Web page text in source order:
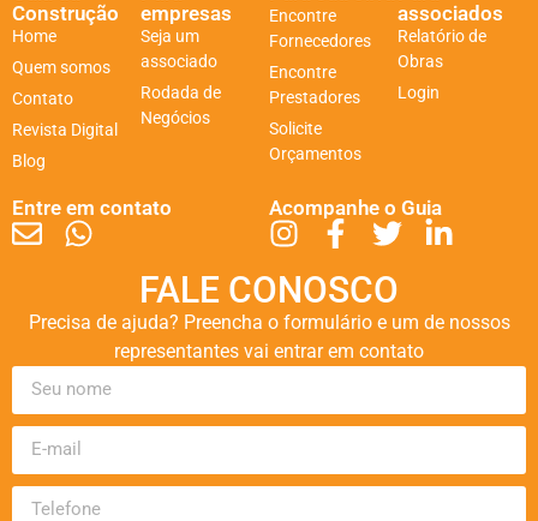
Construção
Home
Quem somos
Contato
Revista Digital
Blog
empresas
Seja um
associado
Rodada de
Negócios
Encontre
Fornecedores
Encontre
Prestadores
Solicite
Orçamentos
associados
Relatório de
Obras
Login
Entre em contato Acompanhe o Guia
FALE CONOSCO
Precisa de ajuda? Preencha o formulário e um de nossos
representantes vai entrar em contato